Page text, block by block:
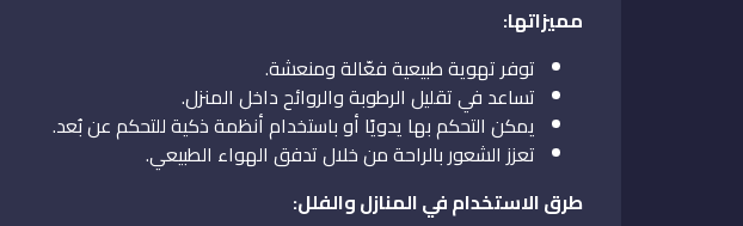
مميزاتها:
توفر تهوية طبيعية فعّالة ومنعشة.
تساعد في تقليل الرطوبة والروائح داخل المنزل.
يمكن التحكم بها يدويًا أو باستخدام أنظمة ذكية للتحكم عن بُعد.
تعزز الشعور بالراحة من خلال تدفق الهواء الطبيعي.
طرق الاستخدام في المنازل والفلل: